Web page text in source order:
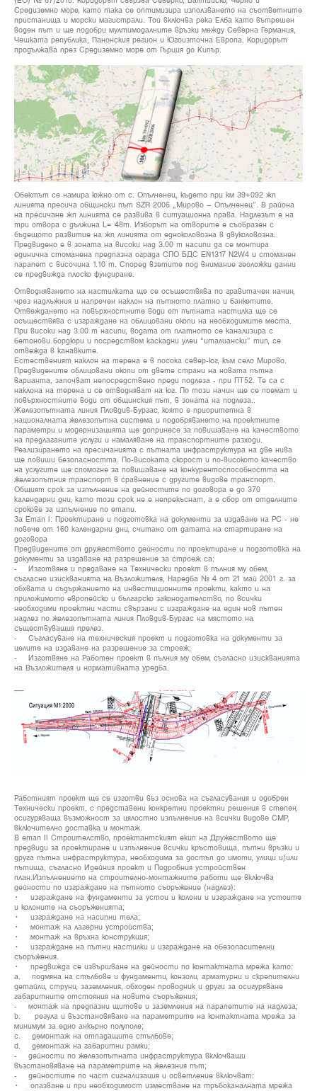
Средиземно море, като така се оптимизира използването на съответните
пристанища и морски магистрали. Той включва река Елба като вътрешен
воден път и ще подобри мултимодалните връзки между Северна Германия,
Чешката република, Панонския регион и Югоизточна Европа. Коридорът
продължава през Средиземно море от Гърция до Кипър.
Обектът се намира южно от с. Опълченец, където при км 39+092 жп
линията пресича общински път SZR 2006 „Мирово – Опълченец”. В района
на пресичане жп линията се развива в ситуационна права. Надлезът е на
три отвора с дължина L= 48m. Изборът на отворите е съобразен с
бъдещото развитие на жп линията от едноколовозна в двуколовозна.
Предвидено е в зоната на високи над 3.00 m насипи да се монтира
единична стоманена предпазна ограда СПО БДС EN1317 N2W4 и стоманен
парапет с височина 1.10 m. Според взетите под внимание геоложки данни
се предвижда плоско фундиране.
Отводняването на настилката ще се осъществява по гравитачен начин,
чрез надлъжния и напречен наклон на пътното платно и банкетите.
Отвеждането на повърхностните води от пътната настилка ще се
осъществява с изграждане на облицовани окопи на необходимите места.
При високи над 3.00 m насипи, водата от платното се канализира с
бетонови бордюри и посредством каскадни улеи “италиански” тип, се
отвежда в канавките.
Естественият наклон на терена е в посока север-юг, към село Мирово.
Предвидените облицовани окопи от двете страни на новата пътна
варианта, започват непосредствено преди подлеза - при ПТ52. Те са с
наклона на терена и се отводняват на юг. По този начин ще се поемат и
повърхностните води от общинския път, в зоната на подлеза..
Железопътната линия Пловдив-Бургас, която е приоритетна в
националната железопътна система и подобряването на проектните
параметри и модернизацията ще допринесе за повишаване на качеството
на предлаганите услуги и намаляване на транспортните разходи.
Реализирането на пресичанията с пътната инфраструктура на две нива
ще повиши безопасността. По-високата скорост и по-високото качество
на услугите ще спомогне за повишаване на конкурентоспособността на
железопътния транспорт в сравнение с другите видове транспорт.
Общият срок за изпълнение на дейностите по договора е до 370
календарни дни, като този срок не е непрекъснат, а е сбор от отделните
срокове за изпълнение по етапи.
За Етап I: Проектиране и подготовка на документи за издаване на РС - не
повече от 160 календарни дни, считано от датата на стартиране на
договора
Предвидените от дружеството дейности по проектиране и подготовка на
документи за издаване на разрешение за строеж са:
- Изготвяне и предаване на Технически проект в пълния му обем,
съгласно изискванията на Възложителя, Наредба № 4 от 21 май 2001 г. за
обхвата и съдържанието на инвестиционните проекти, както и на
приложимото европейско и българско законодателство, по всички
необходими проектни части свързани с изграждане на един нов пътен
надлез по железопътната линия Пловдив-Бургас на мястото на
съществуващия прелез.
- Съгласуване на техническия проект и подготовка на документи за
целите на издаване на разрешение за строеж;
- Изготвяне на Работен проект в пълния му обем, съгласно изискванията
на Възложителя и нормативната уредба.
Работният проект ще се изготви въз основа на съгласувания и одобрен
Технически проект, с представени конкретни проектни решения в степен,
осигуряваща възможност за цялостно изпълнение на всички видове СМР,
включително доставка и монтаж.
В етап II Строителство, проектантският екип на Дружеството ще
предвиди за проектиране и изпълнение всички кръстовища, пътни връзки и
друга пътна инфраструктура, необходима за достъп до имоти, улици и/или
пътища, съгласно Идейния проект и Подробния устройствен
план.Изпълнението на строително-монтажните работи ще включва
дейности по изграждане на пътното съоръжение (надлез):
• изграждане на фундаменти за устои и колони и изграждане на устоите
и колоните на съоръженията;
• изграждане на насипни тела;
• монтаж на лагерни устройства;
• монтаж на връхна конструкция;
• изграждане на пътни настилки и изграждане на обезопасителни
съоръжения.
• предвижда се извършване на дейности по контактната мрежа като:
a. подмяна на стълбове и фундаменти, конзоли, арматурни и скрепителни
детайли, струни, заземления, обходен проводник и други за осигуряване
габаритните отстояния на новите съоръжения;
- монтаж на предпазни щитове и заземления на парапетите на надлеза;
b. регула и възстановяване на параметрите на контактната мрежа за
минимум за едно анкърно полуполе;
c. демонтаж на отпадащите стълбове;
d. демонтаж на габаритни рамки;
- дейности по железопътната инфраструктура включващи
възстановяване на параметрите на железния път;
- дейностите по част сигнализация и осветление включват:
• опазване и при необходимост изместване на тръбоканалната мрежа